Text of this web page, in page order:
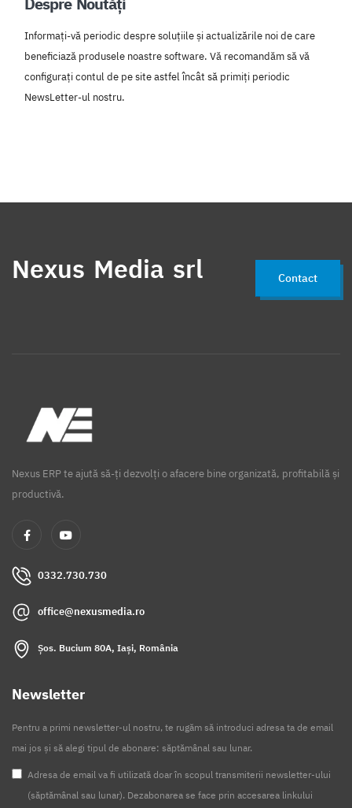
Informați-vă periodic despre soluțiile și actualizările noi de care
beneficiază produsele noastre software. Vă recomandăm să vă
configurați contul de pe site astfel încât să primiți periodic
NewsLetter-ul nostru.
Nexus Media srl Contact
Nexus ERP te ajută să-ți dezvolți o afacere bine organizată, profitabilă și
productivă.
0332.730.730
office@nexusmedia.ro
Șos. Bucium 80A, Iași, România
Newsletter
Pentru a primi newsletter-ul nostru, te rugăm să introduci adresa ta de email
mai jos și să alegi tipul de abonare: săptămânal sau lunar.
Adresa de email va fi utilizată doar în scopul transmiterii newsletter-ului
(săptămânal sau lunar). Dezabonarea se face prin accesarea linkului